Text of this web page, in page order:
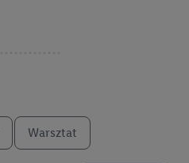
Warsztat